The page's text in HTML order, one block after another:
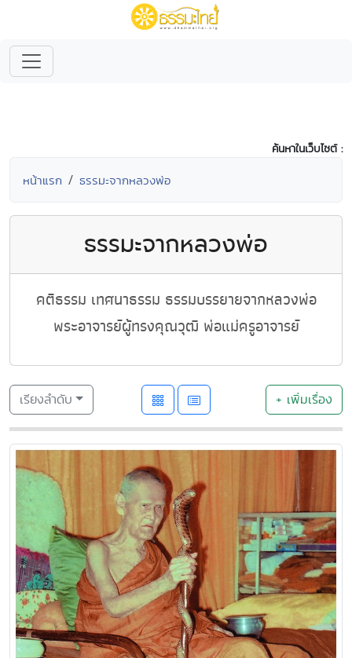
ค้นหาในเว็บไซต์ :
หน้าแรก ธรรมะจากหลวงพ่อ
ธรรมะจากหลวงพ่อ
คติธรรม เทศนาธรรม ธรรมบรรยายจากหลวงพ่อ
พระอาจารย์ผู้ทรงคุณวุฒิ พ่อแม่ครูอาจารย์
เรียงลำดับ + เพิ่มเรื่อง